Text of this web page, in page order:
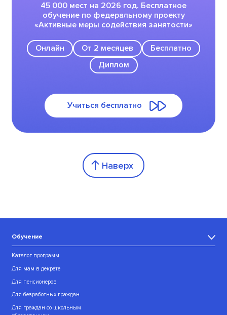
45 000 мест на 2026 год. Бесплатное
обучение по федеральному проекту
«Активные меры содействия занятости»
Онлайн От 2 месяцев
Бесплатно
Диплом
Учиться бесплатно
Наверх
Обучение
Каталог программ
Для мам в декрете
Для пенсионеров
Для безработных граждан
Для граждан со школьным